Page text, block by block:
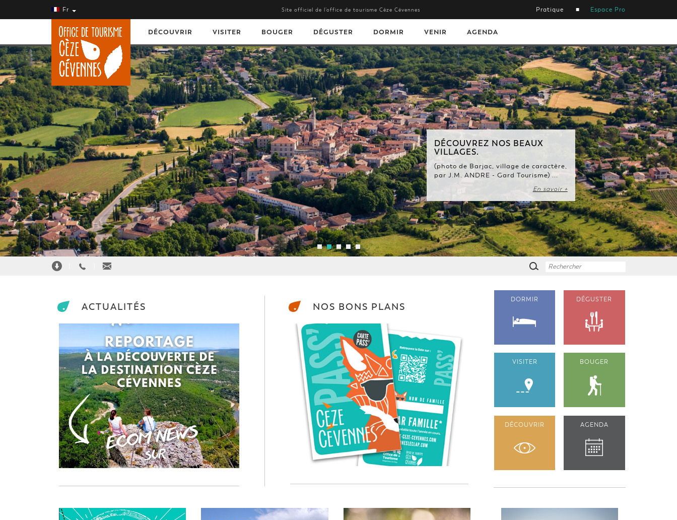
Fr Site officiel de l’office de tourisme Cèze Cévennes Pratique Espace Pro
DÉCOUVRIR VISITER BOUGER DÉGUSTER DORMIR VENIR AGENDA
DÉCOUVREZ NOS BEAUX
VILLAGES.
(photo de Barjac, village de caractère,
par J.M. ANDRE - Gard Tourisme) ...
En savoir +
DORMIR DÉGUSTER
VISITER BOUGER
DÉCOUVRIR AGENDA
ACTUALITÉS NOS BONS PLANS